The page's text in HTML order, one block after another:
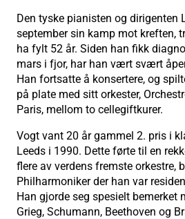
Den tyske pianisten og dirigenten
september sin kamp mot kreften,
ha fylt 52 år. Siden han fikk
mars i fjor, har han vært svært
Han fortsatte å konsertere, og
på plate med sitt orkester,
Paris, mellom to cellegiftkurer.
Vogt vant 20 år gammel 2. pris i
Leeds i 1990. Dette førte til en
flere av verdens fremste orkestre,
Philharmoniker der han var
Han gjorde seg spesielt bemerket
Grieg, Schumann, Beethoven og